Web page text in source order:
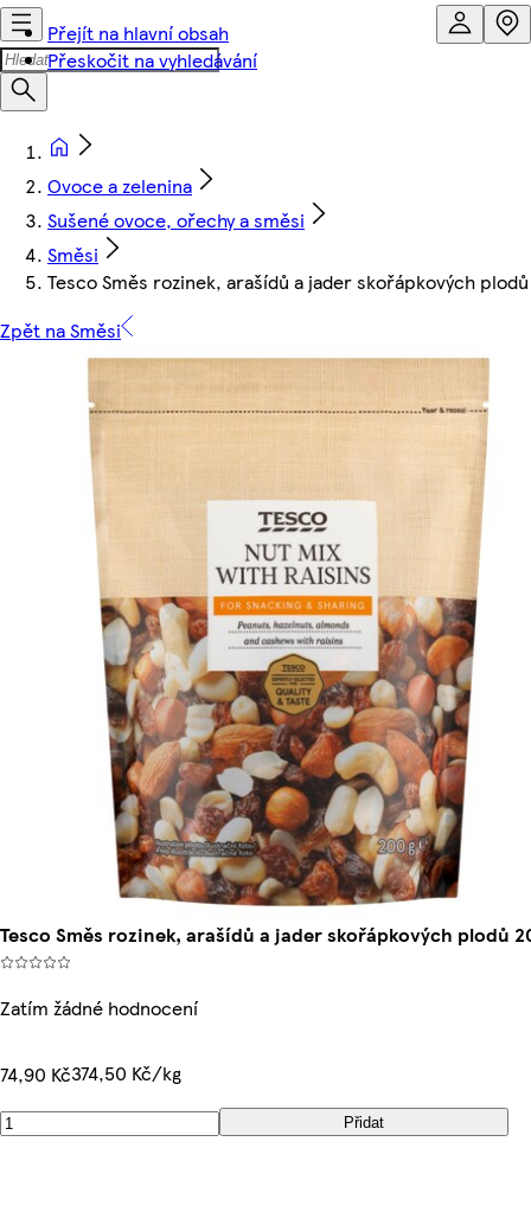
Přejít na hlavní obsah
Přeskočit na vyhledávání
Ovoce a zelenina
Sušené ovoce, ořechy a směsi
Směsi
Tesco Směs rozinek, arašídů a jader skořápkových
Zpět na Směsi
Tesco Směs rozinek, arašídů a jader skořápkových plodů
Zatím žádné hodnocení
74,90 Kč374,50 Kč/kg
Přidat